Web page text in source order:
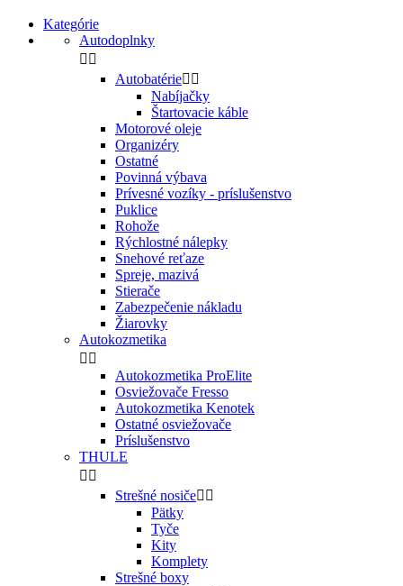
Kategórie
Autodoplnky
 
Autobatérie 
Nabíjačky
Štartovacie káble
Motorové oleje
Organizéry
Ostatné
Povinná výbava
Prívesné vozíky - príslušenstvo
Puklice
Rohože
Rýchlostné nálepky
Snehové reťaze
Spreje, mazivá
Stierače
Zabezpečenie nákladu
Žiarovky
Autokozmetika
 
Autokozmetika ProElite
Osviežovače Fresso
Autokozmetika Kenotek
Ostatné osviežovače
Príslušenstvo
THULE
 
Strešné nosiče 
Pätky
Tyče
Kity
Komplety
Strešné boxy